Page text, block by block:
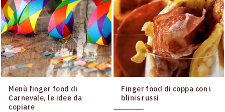
Menù finger food di
Carnevale, le idee da
copiare
Finger food di coppa con i
blinis russi